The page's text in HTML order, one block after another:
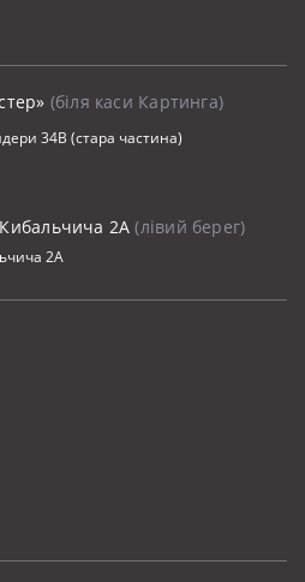
(біля каси Картинга)
34В (стара частина)
2А(лівий берег)
2А